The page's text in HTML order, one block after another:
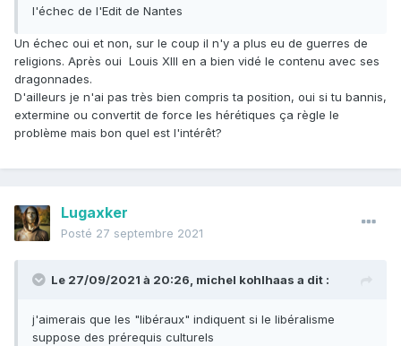
l'échec de l'Edit de Nantes
Un échec oui et non, sur le coup il n'y a plus eu de guerres de
religions. Après oui Louis XIII en a bien vidé le contenu avec ses
dragonnades.
D'ailleurs je n'ai pas très bien compris ta position, oui si tu bannis,
extermine ou convertit de force les hérétiques ça règle le
problème mais bon quel est l'intérêt?
Lugaxker
Posté 27 septembre 2021
Le 27/09/2021 à 20:26, michel kohlhaas a dit :
j'aimerais que les "libéraux" indiquent si le libéralisme
suppose des prérequis culturels